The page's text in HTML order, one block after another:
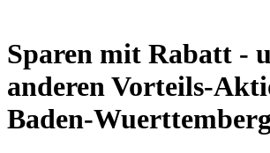
Sparen mit Rabatt -
anderen Vorteils-
Baden-